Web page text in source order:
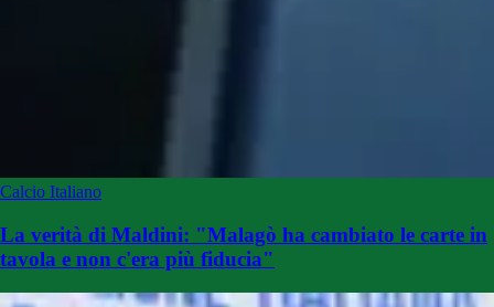
Calcio Italiano
La verità di Maldini: "Malagò ha cambiato le carte in
tavola e non c'era più fiducia"